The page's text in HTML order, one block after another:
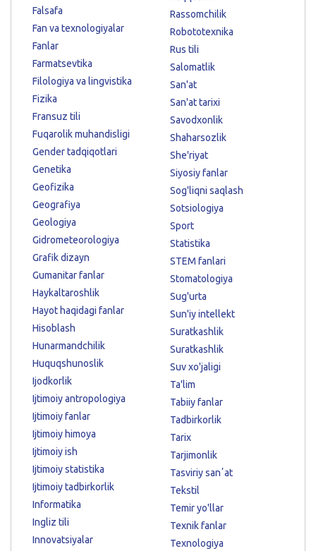
Falsafa
Fan va texnologiyalar
Fanlar
Farmatsevtika
Filologiya va lingvistika
Fizika
Fransuz tili
Fuqarolik muhandisligi
Gender tadqiqotlari
Genetika
Geofizika
Geografiya
Geologiya
Gidrometeorologiya
Grafik dizayn
Gumanitar fanlar
Haykaltaroshlik
Hayot haqidagi fanlar
Hisoblash
Hunarmandchilik
Huquqshunoslik
Ijodkorlik
Ijtimoiy antropologiya
Ijtimoiy fanlar
Ijtimoiy himoya
Ijtimoiy ish
Ijtimoiy statistika
Ijtimoiy tadbirkorlik
Informatika
Ingliz tili
Innovatsiyalar
Rassomchilik
Robototexnika
Rus tili
Salomatlik
San'at
San'at tarixi
Savodxonlik
Shaharsozlik
She'riyat
Siyosiy fanlar
Sog'liqni saqlash
Sotsiologiya
Sport
Statistika
STEM fanlari
Stomatologiya
Sug'urta
Sun'iy intellekt
Suratkashlik
Suratkashlik
Suv xo'jaligi
Ta'lim
Tabiiy fanlar
Tadbirkorlik
Tarix
Tarjimonlik
Tasviriy sanʼat
Tekstil
Temir yo'llar
Texnik fanlar
Texnologiya